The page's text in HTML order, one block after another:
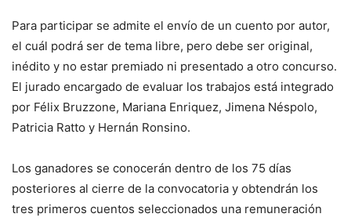
Para participar se admite el envío de un cuento por autor,
el cuál podrá ser de tema libre, pero debe ser original,
inédito y no estar premiado ni presentado a otro concurso.
El jurado encargado de evaluar los trabajos está integrado
por Félix Bruzzone, Mariana Enriquez, Jimena Néspolo,
Patricia Ratto y Hernán Ronsino.
Los ganadores se conocerán dentro de los 75 días
posteriores al cierre de la convocatoria y obtendrán los
tres primeros cuentos seleccionados una remuneración